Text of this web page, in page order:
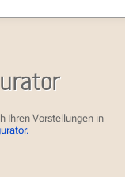
Ihren Vorstellungen in